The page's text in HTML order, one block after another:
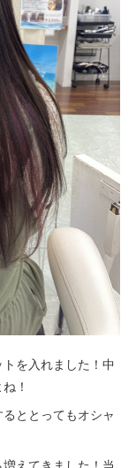
を入れました！中
！
ととってもオシャ